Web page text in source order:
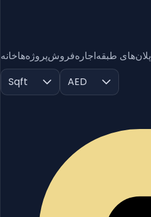
خانهپروژه‌هافروشاجارهپلان‌های طبقه
Sqft
AED